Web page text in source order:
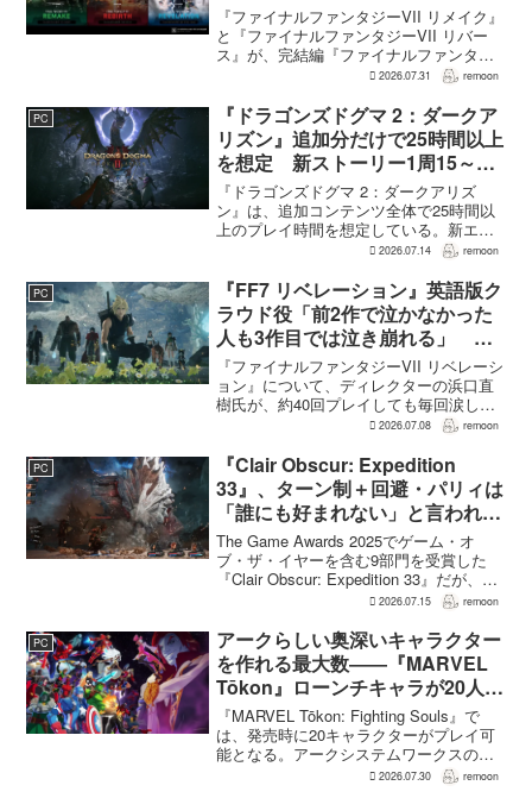
明かす
『ファイナルファンタジーVII リメイク』
と『ファイナルファンタジーVII リバー
ス』が、完結編『ファイナルファンタジ
ーVII リベレーション』の発表後、「我々
ると、シリーズディレクターの浜口直樹
氏がAU...
2026.07.31 remoon
PC
『ドラゴンズドグマ 2：ダークア
リズン』追加分だけで25時間以上
を想定 新ストーリー1周15～20
時間、12種ダンジョンは各30分
～1時間
『ドラゴンズドグマ 2：ダークアリズ
ン』は、追加コンテンツ全体で25時間以
上のプレイ時間を想定している。新エリ
ア「ノルガン」で展開されるメインシナ
追加される12種類のユニークダンジョン
「忘れられた試...
2026.07.14 remoon
PC
『FF7 リベレーション』英語版ク
ラウド役「前2作で泣かなかった
人も3作目では泣き崩れる」 浜
口Dも約40回泣いたクラウドの重
要場面に言及
『ファイナルファンタジーVII リベレーシ
ョン』について、ディレクターの浜口直
樹氏が、約40回プレイしても毎回涙した
というクラウドの重要な場面について語
氏も、「最初の2作で泣かなかった人も...
2026.07.08 remoon
PC
『Clair Obscur: Expedition
33』、ターン制＋回避・パリィは
「誰にも好まれない」と言われて
いた 開発陣は実際に遊んだ面白
さを優先
The Game Awards 2025でゲーム・オ
ブ・ザ・イヤーを含む9部門を受賞した
『Clair Obscur: Expedition 33』だが、タ
ーン制バトルに回避やパリィを組み合わ
い」と何度も言...
2026.07.15 remoon
PC
アークらしい奥深いキャラクター
を作れる最大数――『MARVEL
Tōkon』ローンチキャラが20人に
なった理由
『MARVEL Tōkon: Fighting Souls』で
は、発売時に20キャラクターがプレイ可
能となる。アークシステムワークスの山
中丈嗣プロデューサーは、この人数につ
2026.07.30 remoon